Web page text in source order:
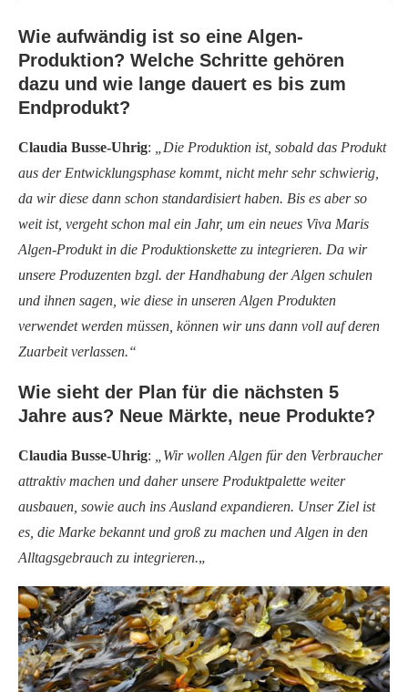
Wie aufwändig ist so eine Algen-
Produktion? Welche Schritte gehören
dazu und wie lange dauert es bis zum
Endprodukt?
Claudia Busse-Uhrig:
„Die Produktion ist, sobald das Produkt
aus der Entwicklungsphase kommt, nicht mehr sehr schwierig,
da wir diese dann schon standardisiert haben. Bis es aber so
weit ist, vergeht schon mal ein Jahr, um ein neues Viva Maris
Algen-Produkt in die Produktionskette zu integrieren. Da wir
unsere Produzenten bzgl. der Handhabung der Algen schulen
und ihnen sagen, wie diese in unseren Algen Produkten
verwendet werden müssen, können wir uns dann voll auf deren
Zuarbeit verlassen.“
Wie sieht der Plan für die nächsten 5
Jahre aus? Neue Märkte, neue Produkte?
Claudia Busse-Uhrig:
„Wir wollen Algen für den Verbraucher
attraktiv machen und daher unsere Produktpalette weiter
ausbauen, sowie auch ins Ausland expandieren. Unser Ziel ist
es, die Marke bekannt und groß zu machen und Algen in den
Alltagsgebrauch zu integrieren.„